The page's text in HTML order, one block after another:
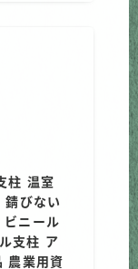
柱 温室
錆びない
ビニール
支柱 ア
農業用資